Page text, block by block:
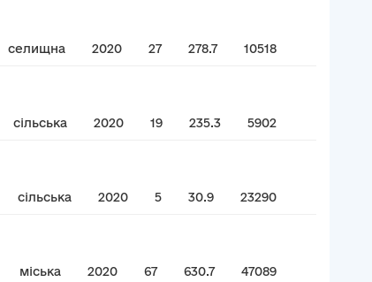
10518
278.7
27
2020
селищна
5902
235.3
19
2020
сільська
23290
30.9
5
2020
сільська
47089
630.7
67
2020
міська